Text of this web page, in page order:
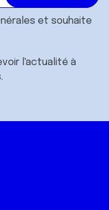
et souhaite
l'actualité à